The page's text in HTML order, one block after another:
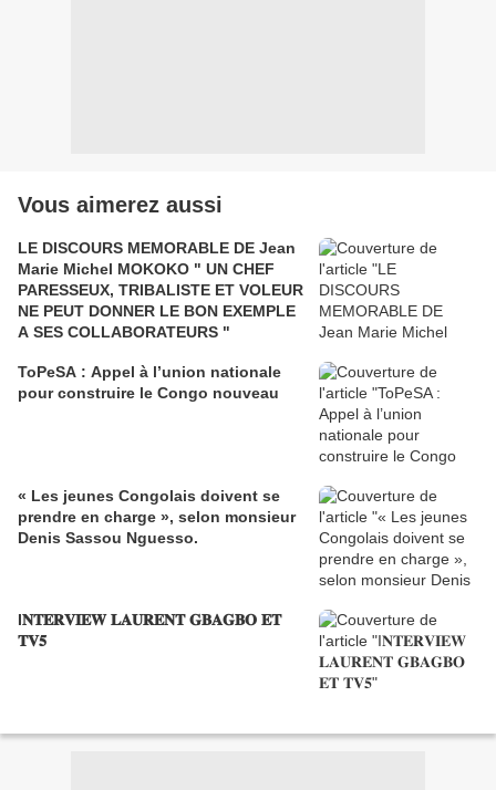
Vous aimerez aussi
LE DISCOURS MEMORABLE DE Jean
Marie Michel MOKOKO " UN CHEF
PARESSEUX, TRIBALISTE ET VOLEUR
NE PEUT DONNER LE BON EXEMPLE
A SES COLLABORATEURS "
ToPeSA : Appel à l’union nationale
pour construire le Congo nouveau
« Les jeunes Congolais doivent se
prendre en charge », selon monsieur
Denis Sassou Nguesso.
I𝐍𝐓𝐄𝐑𝐕𝐈𝐄𝐖 𝐋𝐀𝐔𝐑𝐄𝐍𝐓 𝐆𝐁𝐀𝐆𝐁𝐎 𝐄𝐓
𝐓𝐕𝟓